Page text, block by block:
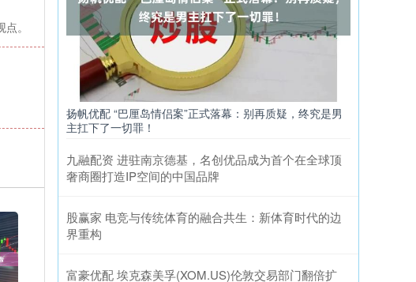
。
扬帆优配 “巴厘岛情侣案”正式落幕：别再质疑，终究是男
主扛下了一切罪！
九融配资 进驻南京德基，名创优品成为首个在全球顶
奢商圈打造IP空间的中国品牌
股赢家 电竞与传统体育的融合共生：新体育时代的边
界重构
富豪优配 埃克森美孚(XOM.US)伦敦交易部门翻倍扩